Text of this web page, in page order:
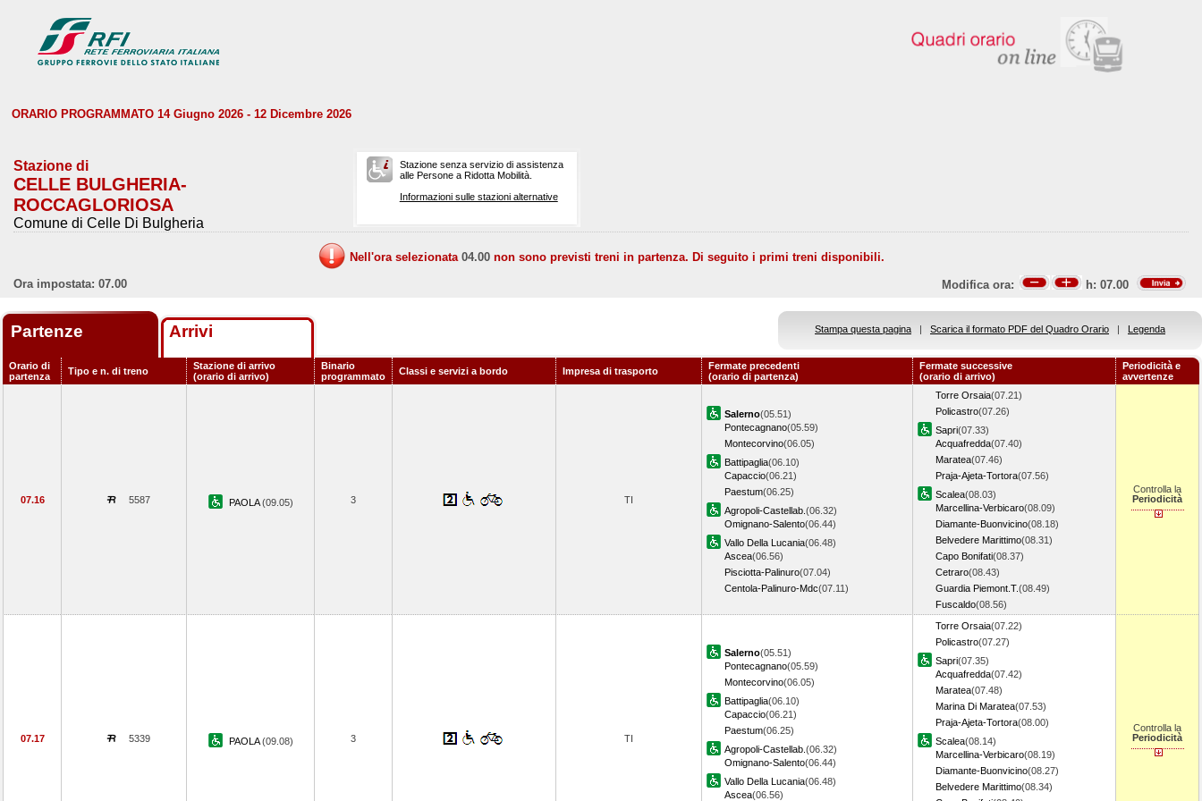
ORARIO PROGRAMMATO 14 Giugno 2026 - 12 Dicembre 2026
Stazione di
CELLE BULGHERIA-
ROCCAGLORIOSA
Comune di Celle Di Bulgheria
Stazione senza servizio di assistenza
alle Persone a Ridotta Mobilità.
Informazioni sulle stazioni alternative
Nell'ora selezionata 04.00 non sono previsti treni in partenza. Di seguito i primi treni disponibili.
Ora impostata: 07.00
Modifica ora: h: 07.00
Partenze Arrivi Stampa questa pagina | Scarica il formato PDF del Quadro Orario | Legenda
Orario di
partenza
Tipo e n. di treno
Stazione di arrivo
(orario di arrivo)
Binario
programmato
Classi e servizi a bordo Impresa di trasporto
Fermate precedenti
(orario di partenza)
Fermate successive
(orario di arrivo)
Periodicità e
avvertenze
07.16 5587 PAOLA(09.05) 3 TI
Salerno(05.51)
Pontecagnano(05.59)
Montecorvino(06.05)
Battipaglia(06.10)
Capaccio(06.21)
Paestum(06.25)
Agropoli-Castellab. (06.32)
Omignano-Salento(06.44)
Vallo Della Lucania(06.48)
Ascea(06.56)
Pisciotta-Palinuro(07.04)
Centola-Palinuro-Mdc(07.11)
Torre Orsaia(07.21)
Policastro(07.26)
Sapri(07.33)
Acquafredda(07.40)
Maratea(07.46)
Praja-Ajeta-Tortora(07.56)
Scalea(08.03)
Marcellina-Verbicaro(08.09)
Diamante-Buonvicino(08.18)
Belvedere Marittimo(08.31)
Capo Bonifati(08.37)
Cetraro(08.43)
Guardia Piemont.T.(08.49)
Fuscaldo(08.56)
Controlla la
Periodicità
07.17 5339 PAOLA(09.08) 3 TI
Salerno(05.51)
Pontecagnano(05.59)
Montecorvino(06.05)
Battipaglia(06.10)
Capaccio(06.21)
Paestum(06.25)
Agropoli-Castellab. (06.32)
Omignano-Salento(06.44)
Vallo Della Lucania(06.48)
Ascea(06.56)
Torre Orsaia(07.22)
Policastro(07.27)
Sapri(07.35)
Acquafredda(07.42)
Maratea(07.48)
Marina Di Maratea(07.53)
Praja-Ajeta-Tortora(08.00)
Scalea(08.14)
Marcellina-Verbicaro(08.19)
Diamante-Buonvicino(08.27)
Belvedere Marittimo(08.34)
Controlla la
Periodicità